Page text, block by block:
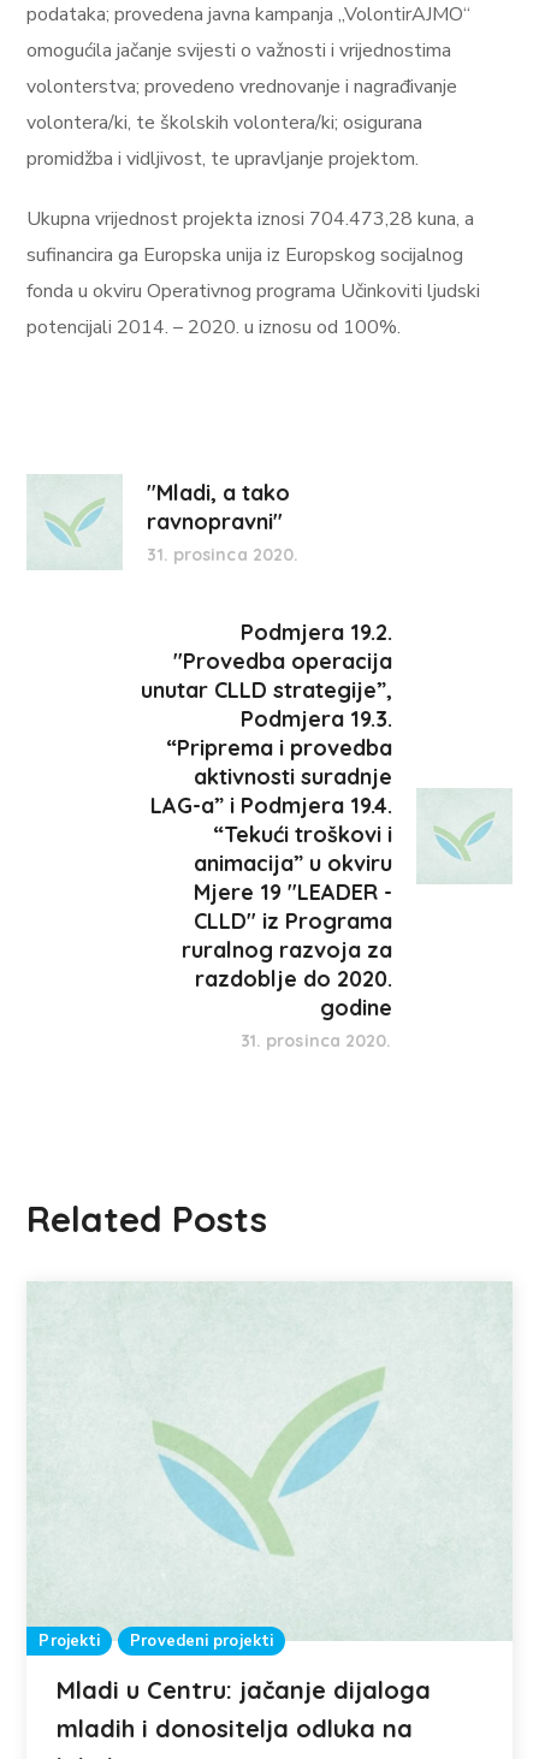
podataka; provedena javna kampanja „VolontirAJMO“
omogućila jačanje svijesti o važnosti i vrijednostima
volonterstva; provedeno vrednovanje i nagrađivanje
volontera/ki, te školskih volontera/ki; osigurana
promidžba i vidljivost, te upravljanje projektom.
Ukupna vrijednost projekta iznosi 704.473,28 kuna, a
sufinancira ga Europska unija iz Europskog socijalnog
fonda u okviru Operativnog programa Učinkoviti ljudski
potencijali 2014. – 2020. u iznosu od 100%.
"Mladi, a tako
ravnopravni"
31. prosinca 2020.
Podmjera 19.2.
"Provedba operacija
unutar CLLD strategije”,
Podmjera 19.3.
“Priprema i provedba
aktivnosti suradnje
LAG-a” i Podmjera 19.4.
“Tekući troškovi i
animacija” u okviru
Mjere 19 "LEADER -
CLLD" iz Programa
ruralnog razvoja za
razdoblje do 2020.
godine
31. prosinca 2020.
Related Posts
Projekti Provedeni projekti
Mladi u Centru: jačanje dijaloga
mladih i donositelja odluka na